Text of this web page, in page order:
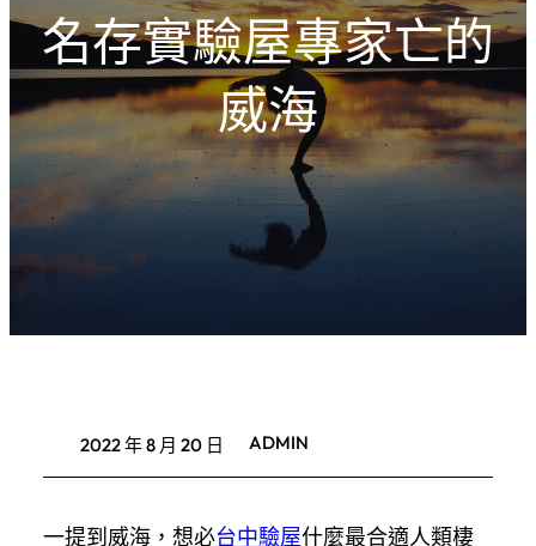
名存實驗屋專家亡的
威海
2022 年 8 月 20 日 ADMIN
一提到威海，想必台中驗屋什麼最合適人類棲